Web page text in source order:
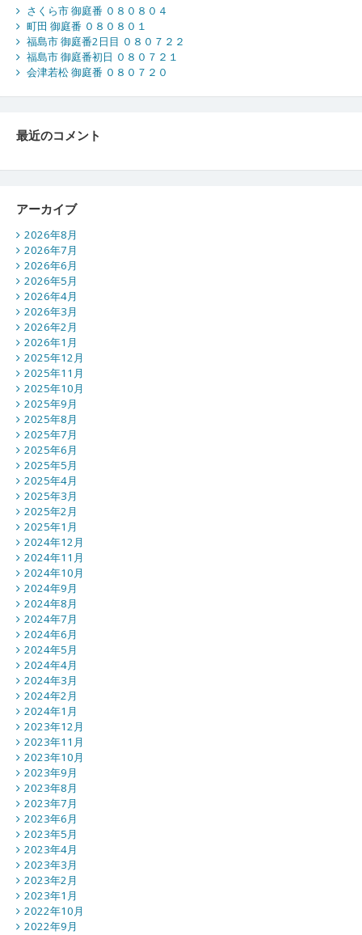
さくら市 御庭番 ０８０８０４
町田 御庭番 ０８０８０１
福島市 御庭番2日目 ０８０７２２
福島市 御庭番初日 ０８０７２１
会津若松 御庭番 ０８０７２０
最近のコメント
アーカイブ
2026年8月
2026年7月
2026年6月
2026年5月
2026年4月
2026年3月
2026年2月
2026年1月
2025年12月
2025年11月
2025年10月
2025年9月
2025年8月
2025年7月
2025年6月
2025年5月
2025年4月
2025年3月
2025年2月
2025年1月
2024年12月
2024年11月
2024年10月
2024年9月
2024年8月
2024年7月
2024年6月
2024年5月
2024年4月
2024年3月
2024年2月
2024年1月
2023年12月
2023年11月
2023年10月
2023年9月
2023年8月
2023年7月
2023年6月
2023年5月
2023年4月
2023年3月
2023年2月
2023年1月
2022年10月
2022年9月